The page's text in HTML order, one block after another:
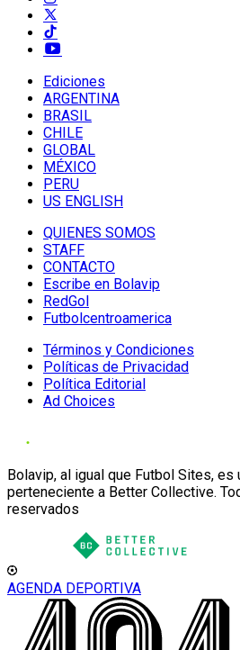
Ediciones
ARGENTINA
BRASIL
CHILE
GLOBAL
MÉXICO
PERU
US ENGLISH
QUIENES SOMOS
STAFF
CONTACTO
Escribe en Bolavip
RedGol
Futbolcentroamerica
Términos y Condiciones
Políticas de Privacidad
Política Editorial
Ad Choices
Bolavip, al igual que Futbol Sites, es
perteneciente a Better Collective.
reservados
AGENDA DEPORTIVA